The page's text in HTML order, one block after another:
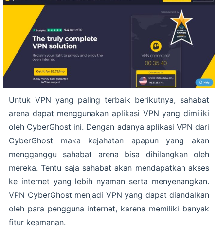
Untuk VPN yang paling terbaik berikutnya, sahabat
arena dapat menggunakan aplikasi VPN yang dimiliki
oleh CyberGhost ini. Dengan adanya aplikasi VPN dari
CyberGhost maka kejahatan apapun yang akan
mengganggu sahabat arena bisa dihilangkan oleh
mereka. Tentu saja sahabat akan mendapatkan akses
ke internet yang lebih nyaman serta menyenangkan.
VPN CyberGhost menjadi VPN yang dapat diandalkan
oleh para pengguna internet, karena memiliki banyak
fitur keamanan.